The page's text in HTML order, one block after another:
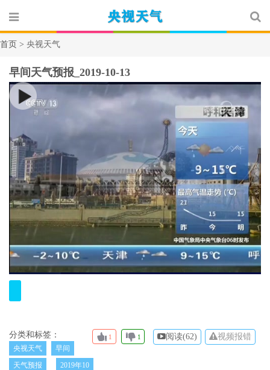
首页 > 央视天气
早间天气预报_2019-10-13
1 1 阅读(62) 视频报错
分类和标签：
央视天气
早间
天气预报
2019年10